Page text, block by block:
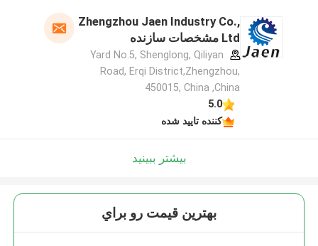
Zhengzhou Jaen Industry Co.,
Ltd مشخصات سازنده
Yard No.5, Shenglong, Qiliyan
Road, Erqi District,Zhengzhou,
450015, China ,China
5.0
کننده تایید شده
بیشتر ببینید
بهترين قيمت رو براي